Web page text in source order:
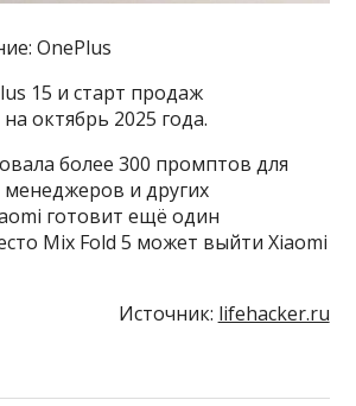
OnePlus
15 и старт продаж
октябрь 2025 года.
более 300 промптов для
и других
готовит ещё один
Mix Fold 5 может выйти Xiaomi
Источник: lifehacker.ru